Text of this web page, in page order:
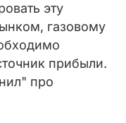
эту
газовому
прибыли.
про